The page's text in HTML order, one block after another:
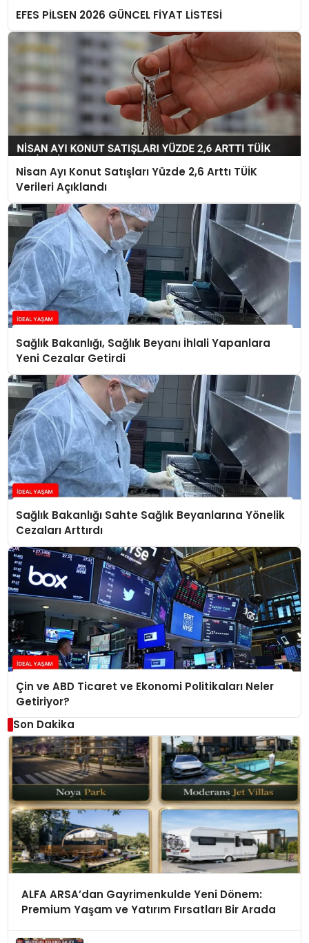
EFES PİLSEN 2026 GÜNCEL FİYAT LİSTESİ
Nisan Ayı Konut Satışları Yüzde 2,6 Arttı TÜİK
Verileri Açıklandı
Sağlık Bakanlığı, Sağlık Beyanı İhlali Yapanlara
Yeni Cezalar Getirdi
Sağlık Bakanlığı Sahte Sağlık Beyanlarına Yönelik
Cezaları Arttırdı
Çin ve ABD Ticaret ve Ekonomi Politikaları Neler
Getiriyor?
Son Dakika
ALFA ARSA’dan Gayrimenkulde Yeni Dönem:
Premium Yaşam ve Yatırım Fırsatları Bir Arada